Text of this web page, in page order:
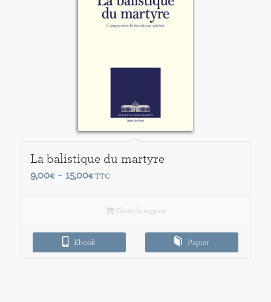
La balistique du martyre
9,00€ – 15,00€Plage
9,00€
à
15,00€
TTC
Choix du support
Ebook Papier